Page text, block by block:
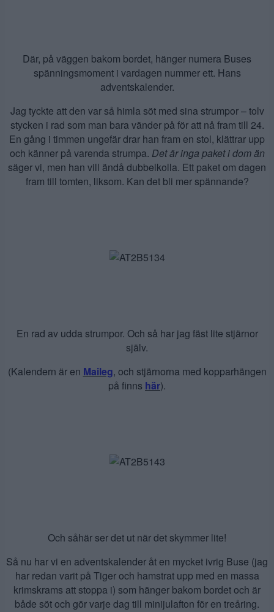
Där, på väggen bakom bordet, hänger numera Buses
spänningsmoment i vardagen nummer ett. Hans
adventskalender.
Jag tyckte att den var så himla söt med sina strumpor – tolv
stycken i rad som man bara vänder på för att nå fram till 24.
En gång i timmen ungefär drar han fram en stol, klättrar upp
och känner på varenda strumpa. Det är inga paket i dom än
säger vi, men han vill ändå dubbelkolla. Ett paket om dagen
fram till tomten, liksom. Kan det bli mer spännande?
En rad av udda strumpor. Och så har jag fäst lite stjärnor
själv.
(Kalendern är en Maileg, och stjärnorna med kopparhängen
på finns här).
Och såhär ser det ut när det skymmer lite!
Så nu har vi en adventskalender åt en mycket ivrig Buse (jag
har redan varit på Tiger och hamstrat upp med en massa
krimskrams att stoppa i) som hänger bakom bordet och är
både söt och gör varje dag till minijulafton för en treåring.